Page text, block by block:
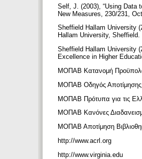
Self, J. (2003), “Using Data
New Measures, 230/231,
Sheffield Hallam University
Hallam University, Sheffield.
Sheffield Hallam University
Excellence in Higher
ΜΟΠΑΒ Κατανομή
ΜΟΠΑΒ Οδηγός Αποτίμησης
ΜΟΠΑΒ Πρότυπα για τις
ΜΟΠΑΒ Κανόνες
ΜΟΠΑΒ Αποτίμηση
http://www.acrl.org
http://www.virginia.edu